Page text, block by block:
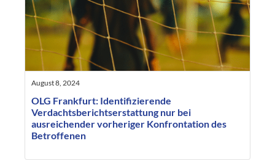
August 8, 2024
OLG Frankfurt: Identifizierende
Verdachtsberichtserstattung nur bei
ausreichender vorheriger Konfrontation des
Betroffenen